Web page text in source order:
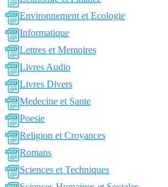
Environnement et Ecologie
Informatique
Lettres et Memoires
Livres Audio
Livres Divers
Medecine et Sante
Poesie
Religion et Croyances
Romans
Sciences et Techniques